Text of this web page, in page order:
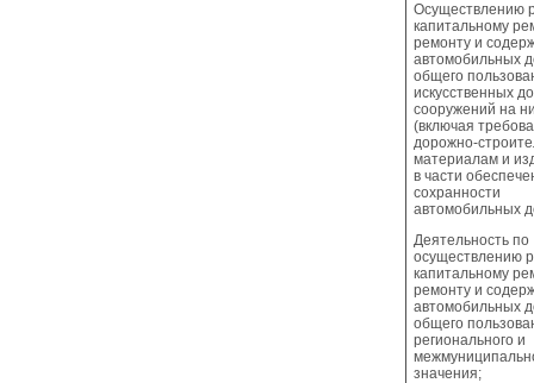
Осуществлению
капитальному
ремонту и
автомобильных
общего
искусственных
сооружений на
(включая
дорожно-
материалам и
в части
сохранности
автомобильных
Деятельность по
осуществлению
капитальному
ремонту и
автомобильных
общего
регионального и
значения;